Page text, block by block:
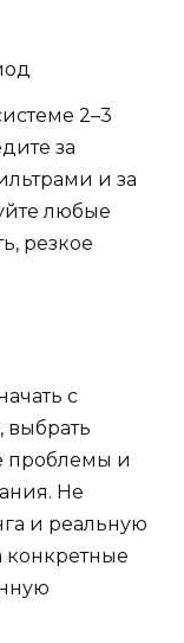
2–3
за
и за
любые
резкое
с
проблемы и
Не
и реальную
конкретные